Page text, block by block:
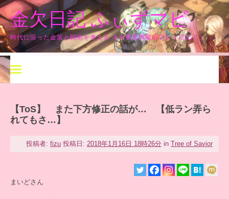
コ
ン
テ
ン
ツ
へ
ス
キ
ッ
金欠日記 ふぃずマビ
時代に沿った金策と戦術を考える ネタ要素満載のプレイ日記！！
【ToS】 また下方修正の話が… 【低ラン弄ら
れてもさ…】
投稿者: fizu 投稿日: 2018年1月16日 18時26分 in Tree of Savior
まいどさん